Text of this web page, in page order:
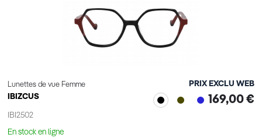
Lunettes de vue Femme
IBIZCUS
IBI2502
PRIX EXCLU WEB
169,00 €
En stock en ligne